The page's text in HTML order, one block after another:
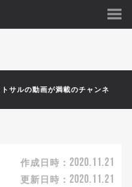
サルの動画が満載のチャンネ
作成日時： 2020.11.21
更新日時： 2020.11.21